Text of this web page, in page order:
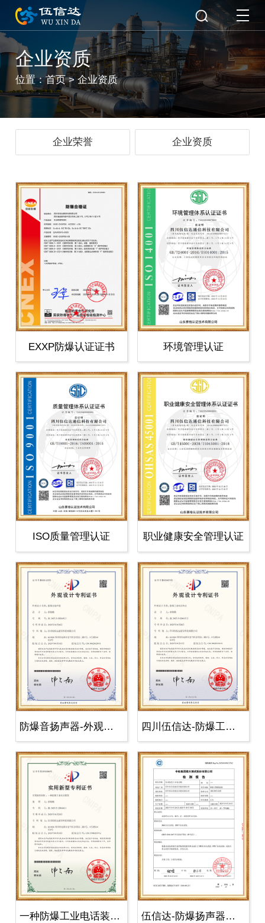
企业资质
位置：首页>企业资质
企业荣誉 企业资质
EXXP防爆认证证书 环境管理认证
ISO质量管理认证 职业健康安全管理认证
防爆音扬声器-外观设计专利证书-1 四川伍信达-防爆工业电话外壳专利
一种防爆工业电话装置-实用新型专利.. 伍信达-防爆扬声器检测报告